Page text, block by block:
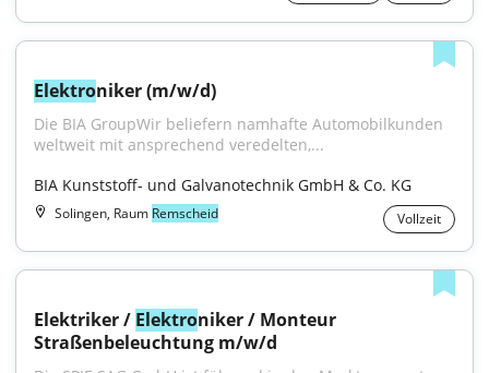
Elektroniker (m/w/d)
Die BIA GroupWir beliefern namhafte Automobilkunden
weltweit mit ansprechend veredelten,...
BIA Kunststoff- und Galvanotechnik GmbH & Co. KG
Solingen, Raum Remscheid Vollzeit
Elektriker / Elektroniker / Monteur
Straßenbeleuchtung m/w/d